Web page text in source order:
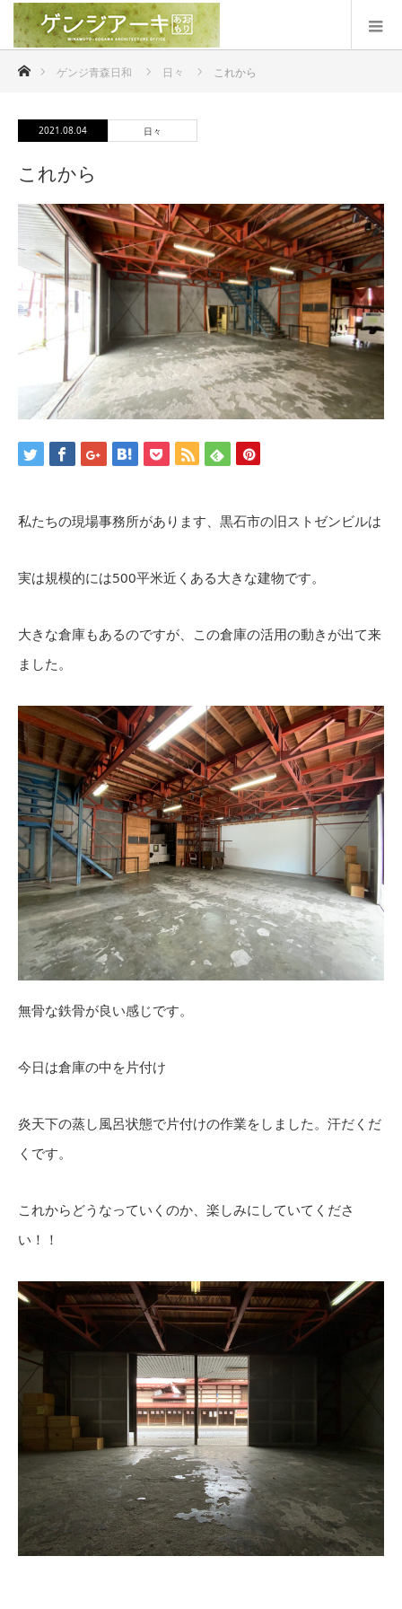
ホームゲンジ青森日和 日々 これから
2021.08.04 日々
これから
私たちの現場事務所があります、黒石市の旧ストゼンビルは
実は規模的には500平米近くある大きな建物です。
大きな倉庫もあるのですが、この倉庫の活用の動きが出て来
ました。
無骨な鉄骨が良い感じです。
今日は倉庫の中を片付け
炎天下の蒸し風呂状態で片付けの作業をしました。汗だくだ
くです。
これからどうなっていくのか、楽しみにしていてくださ
い！！